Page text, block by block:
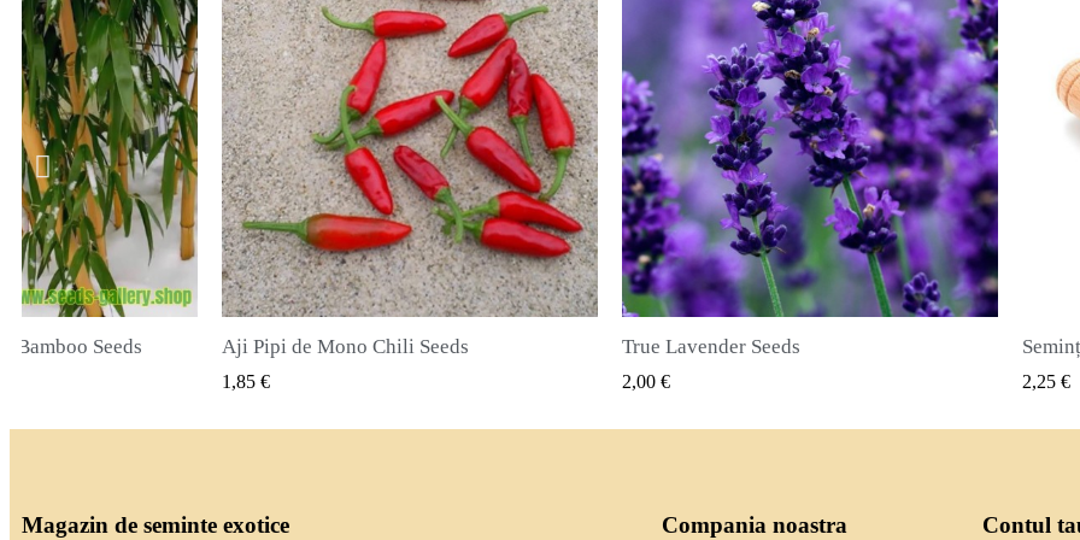
RAPIDA
Seeds VIZUALIZARE RAPIDA
True Lavender Seeds
2,00 €
VIZUALIZARE RAPIDA
Semințe de ienibahar (Pimenta dioica)
2,25 € 2,50 €
Magazin de seminte exotice Compania noastra Contul